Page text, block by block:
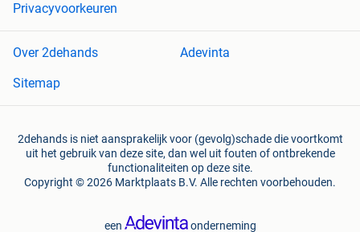
Privacyvoorkeuren
Over 2dehands
Adevinta
Sitemap
2dehands is niet aansprakelijk voor (gevolg)schade die voortkomt
uit het gebruik van deze site, dan wel uit fouten of ontbrekende
functionaliteiten op deze site.
Copyright © 2026 Marktplaats B.V. Alle rechten voorbehouden.
een onderneming